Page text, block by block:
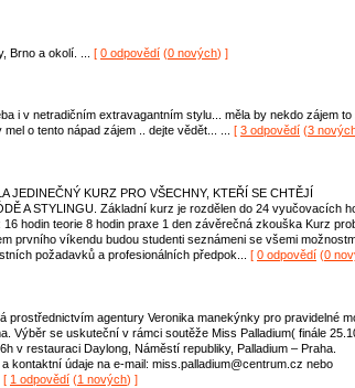
Brno a okolí. ... [ 0 odpovědí (0 nových) ]
i v netradičním extravagantním stylu... měla by nekdo zájem to
o tento nápad zájem .. dejte vědět... ... [ 3 odpovědí (3
JEDINEČNÝ KURZ PRO VŠECHNY, KTEŘÍ SE CHTĚJÍ
A STYLINGU. Základní kurz je rozdělen do 24 vyučovacích
hodin teorie 8 hodin praxe 1 den závěrečná zkouška Kurz
prvního víkendu budou studenti seznámeni se všemi
požadavků a profesionálních předpok... [ 0 odpovědí (0
prostřednictvím agentury Veronika manekýnky pro pravidelné
Výběr se uskuteční v rámci soutěže Miss Palladium( finále
v restauraci Daylong, Náměstí republiky, Palladium – Praha.
kontaktní údaje na e-mail: miss.palladium@centrum.cz nebo
[ 1 odpovědí (1 nových) ]